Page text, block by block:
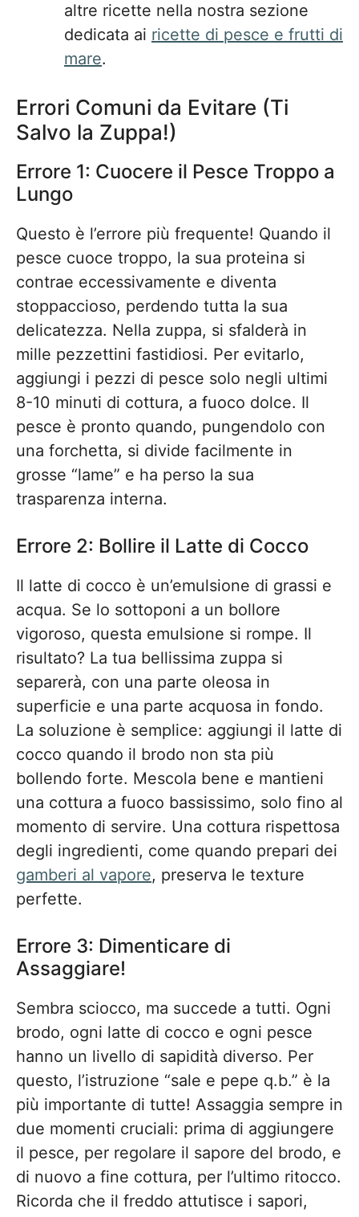
altre ricette nella nostra sezione
dedicata ai ricette di pesce e frutti di
mare.
Errori Comuni da Evitare (Ti
Salvo la Zuppa!)
Errore 1: Cuocere il Pesce Troppo a
Lungo
Questo è l’errore più frequente! Quando il
pesce cuoce troppo, la sua proteina si
contrae eccessivamente e diventa
stoppaccioso, perdendo tutta la sua
delicatezza. Nella zuppa, si sfalderà in
mille pezzettini fastidiosi. Per evitarlo,
aggiungi i pezzi di pesce solo negli ultimi
8-10 minuti di cottura, a fuoco dolce. Il
pesce è pronto quando, pungendolo con
una forchetta, si divide facilmente in
grosse “lame” e ha perso la sua
trasparenza interna.
Errore 2: Bollire il Latte di Cocco
Il latte di cocco è un’emulsione di grassi e
acqua. Se lo sottoponi a un bollore
vigoroso, questa emulsione si rompe. Il
risultato? La tua bellissima zuppa si
separerà, con una parte oleosa in
superficie e una parte acquosa in fondo.
La soluzione è semplice: aggiungi il latte di
cocco quando il brodo non sta più
bollendo forte. Mescola bene e mantieni
una cottura a fuoco bassissimo, solo fino al
momento di servire. Una cottura rispettosa
degli ingredienti, come quando prepari dei
gamberi al vapore, preserva le texture
perfette.
Errore 3: Dimenticare di
Assaggiare!
Sembra sciocco, ma succede a tutti. Ogni
brodo, ogni latte di cocco e ogni pesce
hanno un livello di sapidità diverso. Per
questo, l’istruzione “sale e pepe q.b.” è la
più importante di tutte! Assaggia sempre in
due momenti cruciali: prima di aggiungere
il pesce, per regolare il sapore del brodo, e
di nuovo a fine cottura, per l’ultimo ritocco.
Ricorda che il freddo attutisce i sapori,